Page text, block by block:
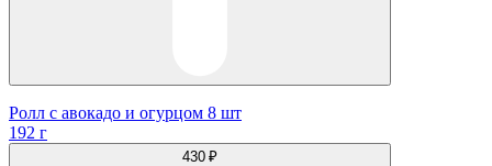
Ролл с авокадо и огурцом 8 шт
192 г
430 ₽